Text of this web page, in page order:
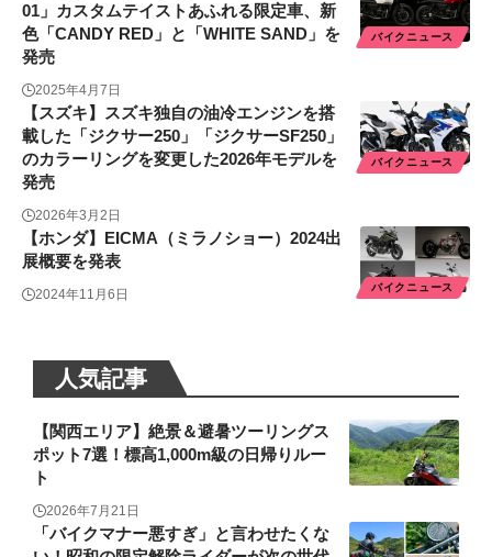
バイクニュース
01」カスタムテイストあふれる限定車、新
色「CANDY RED」と「WHITE SAND」を
発売
2025年4月7日
バイクニュース
【スズキ】スズキ独自の油冷エンジンを搭
載した「ジクサー250」「ジクサーSF250」
のカラーリングを変更した2026年モデルを
発売
2026年3月2日
バイクニュース
【ホンダ】EICMA（ミラノショー）2024出
展概要を発表
2024年11月6日
人気記事
【関西エリア】絶景＆避暑ツーリングス
ポット7選！標高1,000m級の日帰りルー
ト
2026年7月21日
「バイクマナー悪すぎ」と言わせたくな